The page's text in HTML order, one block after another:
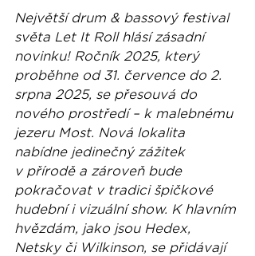
Největší drum & bassový festival
světa Let It Roll hlásí zásadní
novinku! Ročník 2025, který
proběhne od 31. července do 2.
srpna 2025, se přesouvá do
nového prostředí – k malebnému
jezeru Most. Nová lokalita
nabídne jedinečný zážitek
v přírodě a zároveň bude
pokračovat v tradici špičkové
hudební i vizuální show. K hlavním
hvězdám, jako jsou Hedex,
Netsky či Wilkinson, se přidávají